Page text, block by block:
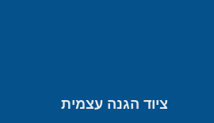
ציוד הגנה עצמית